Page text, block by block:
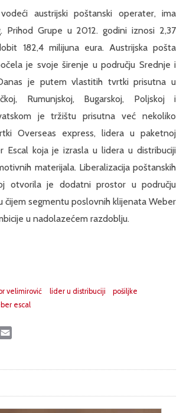
austrijski poštanski operater, ima
Prihod Grupe u 2012. godini iznosi 2,37
182,4 milijuna eura. Austrijska pošta
je svoje širenje u području Srednje i
je putem vlastitih tvrtki prisutna u
Rumunjskoj, Bugarskoj, Poljskoj i
je tržištu prisutna već nekoliko
Overseas express, lidera u paketnoj
Escal koja je izrasla u lidera u distribuciji
materijala. Liberalizacija poštanskih
otvorila je dodatni prostor u području
čijem segmentu poslovnih klijenata Weber
u nadolazećem razdoblju.
velimirović lider u distribuciji
pošiljke
escal
LinkedIn